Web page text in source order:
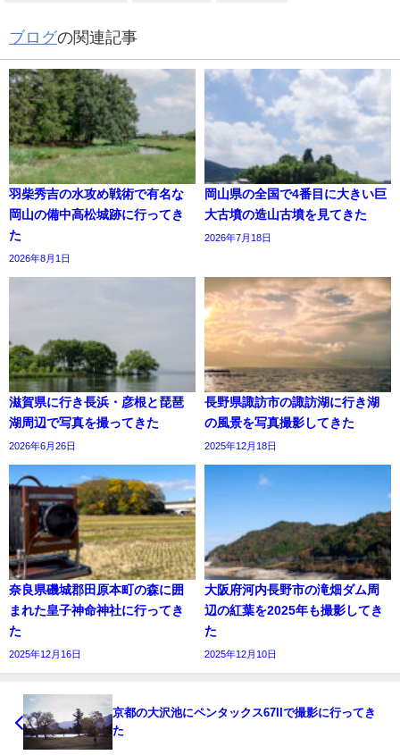
ブログの関連記事
羽柴秀吉の水攻め戦術で有名な
岡山の備中高松城跡に行ってき
た
2026年8月1日
岡山県の全国で4番目に大きい巨
大古墳の造山古墳を見てきた
2026年7月18日
滋賀県に行き長浜・彦根と琵琶
湖周辺で写真を撮ってきた
2026年6月26日
長野県諏訪市の諏訪湖に行き湖
の風景を写真撮影してきた
2025年12月18日
奈良県磯城郡田原本町の森に囲
まれた皇子神命神社に行ってき
た
2025年12月16日
大阪府河内長野市の滝畑ダム周
辺の紅葉を2025年も撮影してき
た
2025年12月10日
京都の大沢池にペンタックス67IIで撮影に行ってき
た